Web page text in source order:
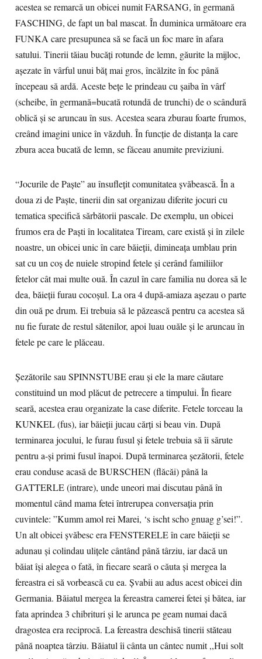
acestea se remarcă un obicei numit FARSANG, în germană
FASCHING, de fapt un bal mascat. În duminica următoare era
FUNKA care presupunea să se facă un foc mare în afara
satului. Tinerii tăiau bucăţi rotunde de lemn, găurite la mijloc,
aşezate în vârful unui băţ mai gros, încălzite în foc până
începeau să ardă. Aceste beţe le prindeau cu şaiba în vârf
(scheibe, în germană=bucată rotundă de trunchi) de o scândură
oblică şi se aruncau în sus. Acestea seara zburau foarte frumos,
creând imagini unice în văzduh. În funcţie de distanţa la care
zbura acea bucată de lemn, se făceau anumite previziuni.
“Jocurile de Paște” au însuflețit comunitatea șvăbească. În a
doua zi de Paște, tinerii din sat organizau diferite jocuri cu
tematica specifică sărbătorii pascale. De exemplu, un obicei
frumos era de Paşti în localitatea Tiream, care există şi în zilele
noastre, un obicei unic în care băieţii, dimineaţa umblau prin
sat cu un coş de nuiele stropind fetele şi cerând familiilor
fetelor cât mai multe ouă. În cazul în care familia nu dorea să le
dea, băieţii furau cocoşul. La ora 4 după-amiaza aşezau o parte
din ouă pe drum. Ei trebuia să le păzească pentru ca acestea să
nu fie furate de restul sătenilor, apoi luau ouăle şi le aruncau în
fetele pe care le plăceau.
Şezătorile sau SPINNSTUBE erau şi ele la mare căutare
constituind un mod plăcut de petrecere a timpului. În fieare
seară, acestea erau organizate la case diferite. Fetele torceau la
KUNKEL (fus), iar băieţii jucau cărţi si beau vin. După
terminarea jocului, le furau fusul şi fetele trebuia să îi sărute
pentru a-și primi fusul înapoi. După terminarea șezătorii, fetele
erau conduse acasă de BURSCHEN (flăcăi) până la
GATTERLE (intrare), unde uneori mai discutau până în
momentul când mama fetei întrerupea conversația prin
cuvintele: ”Kumm amol rei Marei, ‘s ischt scho gnuag g’sei!”.
Un alt obicei şvăbesc era FENSTERELE în care băieții se
adunau și colindau ulițele cântând până târziu, iar dacă un
băiat îşi alegea o fată, în fiecare seară o căuta şi mergea la
fereastra ei să vorbească cu ea. Șvabii au adus acest obicei din
Germania. Băiatul mergea la fereastra camerei fetei şi bătea, iar
fata aprindea 3 chibrituri şi le arunca pe geam numai dacă
dragostea era reciprocă. La fereastra deschisă tinerii stăteau
până noaptea târziu. Băiatul îi cânta un cântec numit ,,Hui solt